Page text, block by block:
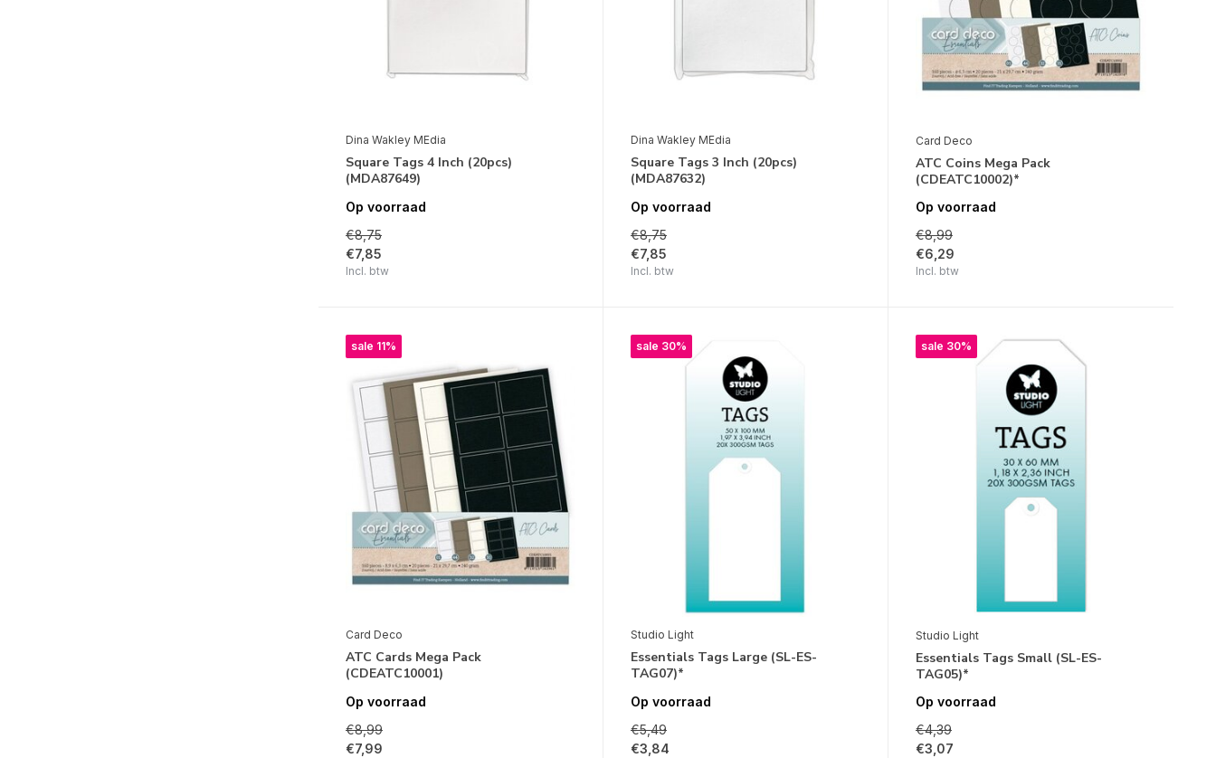
Dina Wakley MEdia
Square Tags 4 Inch (20pcs)
(MDA87649)
Op voorraad
€8,75
€7,85
Incl. btw
Dina Wakley MEdia
Square Tags 3 Inch (20pcs)
(MDA87632)
Op voorraad
€8,75
€7,85
Incl. btw
Card Deco
ATC Coins Mega Pack
(CDEATC10002)*
Op voorraad
€8,99
€6,29
Incl. btw
sale 11%
Card Deco
ATC Cards Mega Pack
(CDEATC10001)
Op voorraad
€8,99
€7,99
sale 30%
Studio Light
Essentials Tags Large (SL-ES-
TAG07)*
Op voorraad
€5,49
€3,84
sale 30%
Studio Light
Essentials Tags Small (SL-ES-
TAG05)*
Op voorraad
€4,39
€3,07